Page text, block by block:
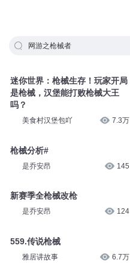
网游之枪械者
迷你世界：枪械生存！玩家开局
是枪械，汉堡能打败枪械大王
吗？
美食村汉堡包吖 7.3万
枪械分析#
是乔安昂 145
新赛季全枪械改枪
是乔安昂 124
559.传说枪械
雅居讲故事 6.7万